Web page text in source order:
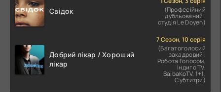
Свідок
(Професійний
дубльований |
студія Le Doyen)
Добрий лікар / Хороший
лікар
7 Сезон, 10 серія
(Багатоголосий
закадровий |
Робота Голосом,
Індиго TV,
BaibaKoTV, 1+1,
Субтитри)